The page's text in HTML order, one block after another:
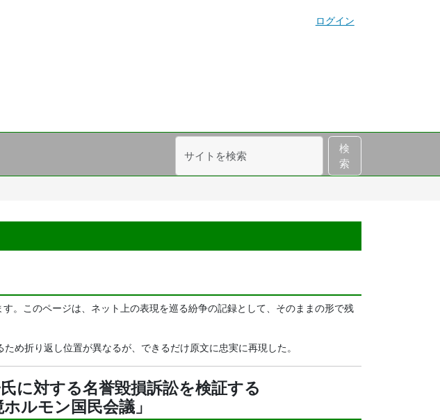
ログイン
イ
ト
検
索
細
検
。このページは、ネット上の表現を巡る紛争の記録として、そのままの形で残
め折り返し位置が異なるが、できるだけ原文に忠実に再現した。
に対する名誉毀損訴訟を検証する
ルモン国民会議」